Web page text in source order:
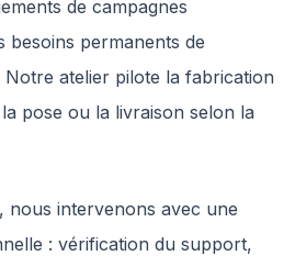
de campagnes
besoins permanents de
Notre atelier pilote la fabrication
pose ou la livraison selon la
nous intervenons avec une
: vérification du support,